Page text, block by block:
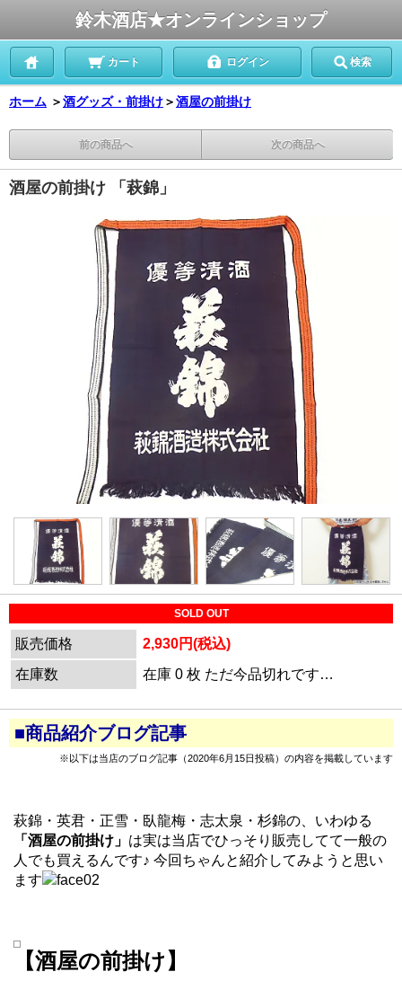
鈴木酒店★オンラインショップ
カート ログイン 検索
ホーム ＞酒グッズ・前掛け＞酒屋の前掛け
前の商品へ 次の商品へ
酒屋の前掛け 「萩錦」
SOLD OUT
販売価格
2,930円(税込)
在庫数
在庫 0 枚 ただ今品切れです…
■商品紹介ブログ記事
※以下は当店のブログ記事（2020年6月15日投稿）の内容を掲載しています
萩錦・英君・正雪・臥龍梅・志太泉・杉錦の、いわゆる
「酒屋の前掛け」 は実は当店でひっそり販売してて一般の
人でも買えるんです♪ 今回ちゃんと紹介してみようと思い
ます
【酒屋の前掛け】